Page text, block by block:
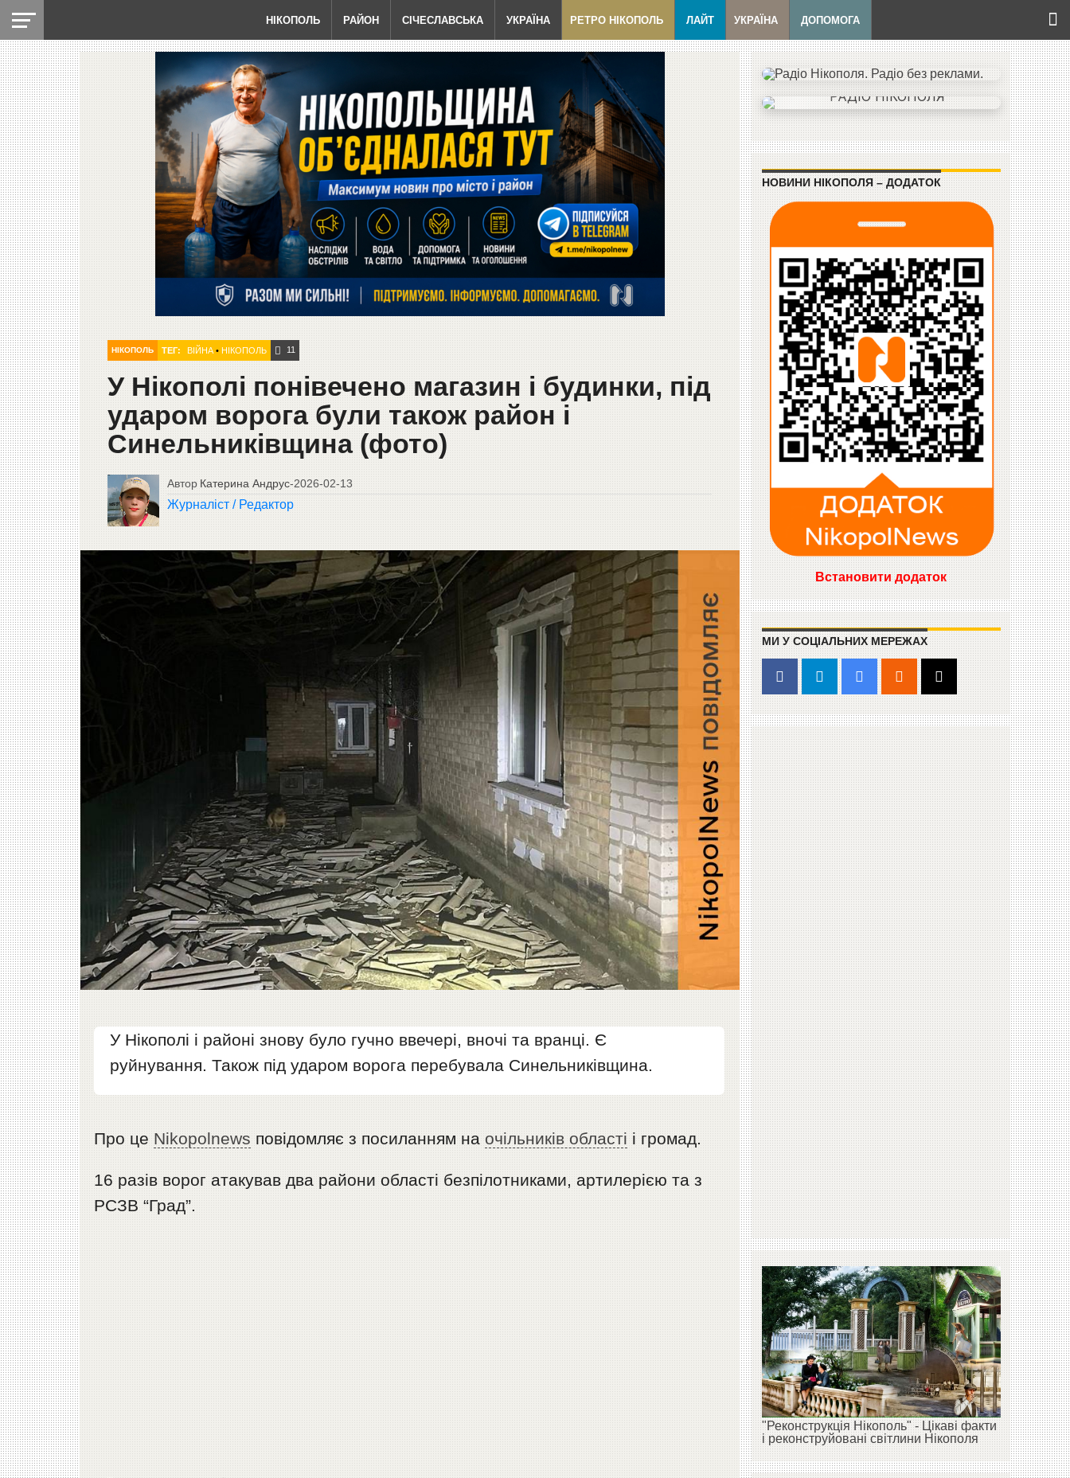
НІКОПОЛЬ РАЙОН СІЧЕСЛАВСЬКА УКРАЇНА РЕТРО НІКОПОЛЬ ЛАЙТ УКРАЇНА ДОПОМОГА
НІКОПОЛЬ ТЕГ: ВІЙНА• НІКОПОЛЬ 11
У Нікополі понівечено магазин і будинки, під
ударом ворога були також район і
Синельниківщина (фото)
Автор Катерина Андрус-2026-02-13
Журналіст / Редактор
У Нікополі і районі знову було гучно ввечері, вночі та вранці. Є
руйнування. Також під ударом ворога перебувала Синельниківщина.
Про це Nikopolnews повідомляє з посиланням на очільників області і громад.
16 разів ворог атакував два райони області безпілотниками, артилерією та з
РСЗВ “Град”.
НОВИНИ НІКОПОЛЯ – ДОДАТОК
Встановити додаток
МИ У СОЦІАЛЬНИХ МЕРЕЖАХ
"Реконструкція Нікополь" - Цікаві факти
і реконструйовані світлини Нікополя